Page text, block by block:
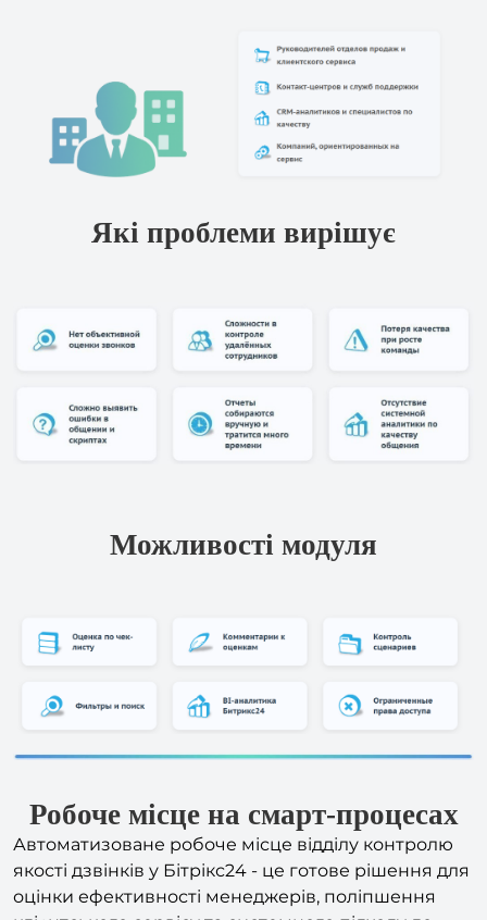
Автоматизоване робоче місце відділу контролю
якості дзвінків у Бітрікс24 - це готове рішення для
оцінки ефективності менеджерів, поліпшення
клієнтського сервісу та системного підходу до
якості комунікацій.